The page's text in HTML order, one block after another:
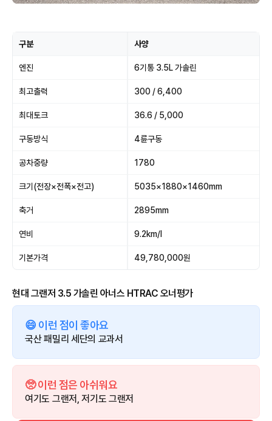
구분 사양
엔진 6기통 3.5L 가솔린
최고출력 300 / 6,400
최대토크 36.6 / 5,000
구동방식 4륜구동
공차중량 1780
크기(전장×전폭×전고) 5035×1880×1460mm
축거 2895mm
연비 9.2km/l
기본가격 49,780,000원
현대 그랜저 3.5 가솔린 아너스 HTRAC 오너평가
😄 이런 점이 좋아요
국산 패밀리 세단의 교과서
🥺 이런 점은 아쉬워요
여기도 그랜저, 저기도 그랜저